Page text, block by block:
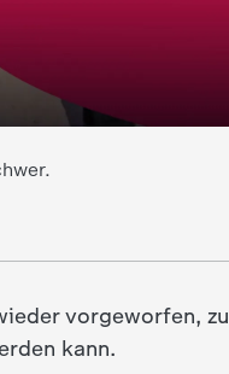
vorgeworfen, zu
kann.